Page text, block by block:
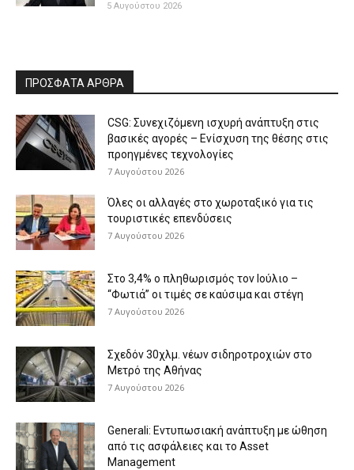
5 Αυγούστου 2026
ΠΡΟΣΦΑΤΑ ΑΡΘΡΑ
CSG: Συνεχιζόμενη ισχυρή ανάπτυξη στις
βασικές αγορές – Ενίσχυση της θέσης στις
προηγμένες τεχνολογίες
7 Αυγούστου 2026
Όλες οι αλλαγές στο χωροταξικό για τις
τουριστικές επενδύσεις
7 Αυγούστου 2026
Στο 3,4% ο πληθωρισμός τον Ιούλιο –
“Φωτιά” οι τιμές σε καύσιμα και στέγη
7 Αυγούστου 2026
Σχεδόν 30χλμ. νέων σιδηροτροχιών στο
Μετρό της Αθήνας
7 Αυγούστου 2026
Generali: Eντυπωσιακή ανάπτυξη με ώθηση
από τις ασφάλειες και το Asset
Management